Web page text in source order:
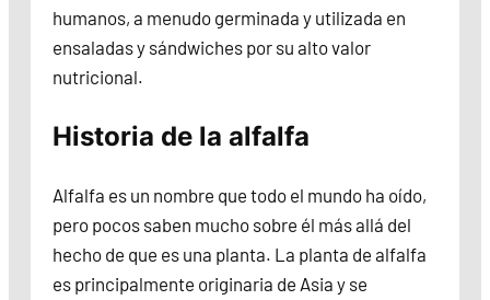
humanos, a menudo germinada y utilizada en
ensaladas y sándwiches por su alto valor
nutricional.
Historia de la alfalfa
Alfalfa es un nombre que todo el mundo ha oído,
pero pocos saben mucho sobre él más allá del
hecho de que es una planta. La planta de alfalfa
es principalmente originaria de Asia y se